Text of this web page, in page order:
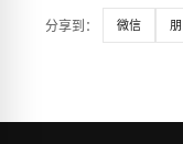
分享到： 微信